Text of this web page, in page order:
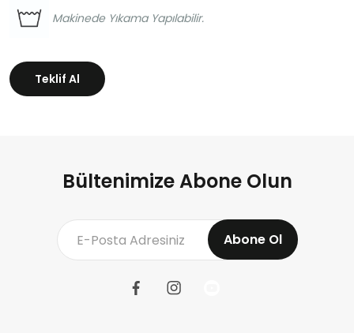
Makinede Yıkama Yapılabilir.
Teklif Al
Bültenimize Abone Olun
Abone Ol